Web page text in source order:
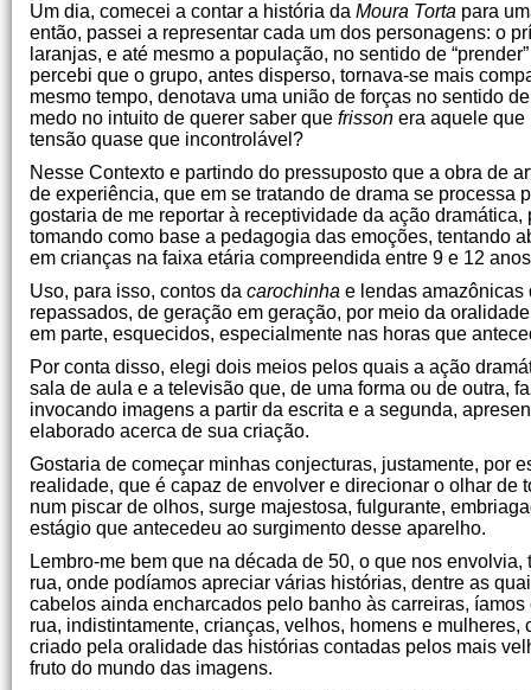
Um dia, comecei a contar a história da Moura Torta para
então, passei a representar cada um dos personagens: o
laranjas, e até mesmo a população, no sentido de
percebi que o grupo, antes disperso, tornava-se mais
mesmo tempo, denotava uma união de forças no sentido
medo no intuito de querer saber que frisson era aquele que
tensão quase que incontrolável?
Nesse Contexto e partindo do pressuposto que a obra de
de experiência, que em se tratando de drama se processa
gostaria de me reportar à receptividade da ação
tomando como base a pedagogia das emoções, tentando
em crianças na faixa etária compreendida entre 9 e 12
Uso, para isso, contos da carochinha e lendas amazônicas
repassados, de geração em geração, por meio da
em parte, esquecidos, especialmente nas horas que
Por conta disso, elegi dois meios pelos quais a ação
sala de aula e a televisão que, de uma forma ou de outra,
invocando imagens a partir da escrita e a segunda,
elaborado acerca de sua criação.
Gostaria de começar minhas conjecturas, justamente, por
realidade, que é capaz de envolver e direcionar o olhar
num piscar de olhos, surge majestosa, fulgurante,
estágio que antecedeu ao surgimento desse aparelho.
Lembro-me bem que na década de 50, o que nos
rua, onde podíamos apreciar várias histórias, dentre as
cabelos ainda encharcados pelo banho às carreiras,
rua, indistintamente, crianças, velhos, homens e
criado pela oralidade das histórias contadas pelos mais
fruto do mundo das imagens.